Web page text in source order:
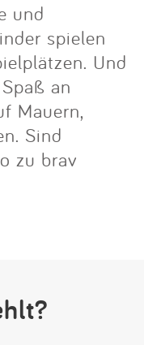
und
spielen
Und
an
Mauern,
Sind
zu brav